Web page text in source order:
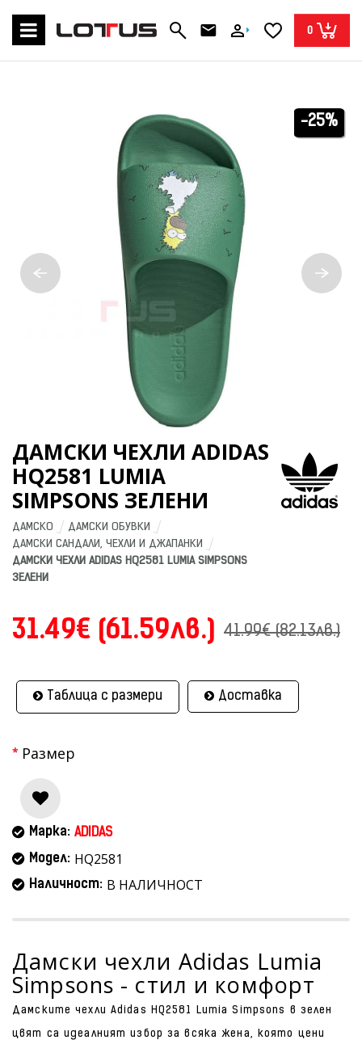
0
-25%
ДАМСКИ ЧЕХЛИ ADIDAS
HQ2581 LUMIA
SIMPSONS ЗЕЛЕНИ
ДАМСКО
ДАМСКИ ОБУВКИ
ДАМСКИ САНДАЛИ, ЧЕХЛИ И ДЖАПАНКИ
ДАМСКИ ЧЕХЛИ ADIDAS HQ2581 LUMIA SIMPSONS
ЗЕЛЕНИ
31.49€ (61.59лв.) 41.99€ (82.13лв.)
Таблица с размери Доставка
Размер
Марка: ADIDAS
Модел: HQ2581
Наличност: В НАЛИЧНОСТ
Дамски чехли Adidas Lumia
Simpsons - стил и комфорт
Дамските чехли Adidas HQ2581 Lumia Simpsons в зелен
цвят са идеалният избор за всяка жена, която цени